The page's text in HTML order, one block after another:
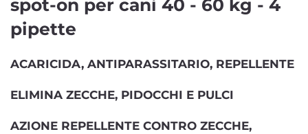
spot-on per cani 40 - 60 kg - 4
pipette
ACARICIDA, ANTIPARASSITARIO, REPELLENTE
ELIMINA ZECCHE, PIDOCCHI E PULCI
AZIONE REPELLENTE CONTRO ZECCHE,